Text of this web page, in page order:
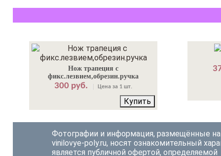
Нож трапеция с
фикс.лезвием,обрезин.ручка
300 руб. Цена за 1 шт.
Купить
Фотографии и информация, размещённые на
vinilovye-poly.ru, носят ознакомительный
является публичной офертой, определяемой